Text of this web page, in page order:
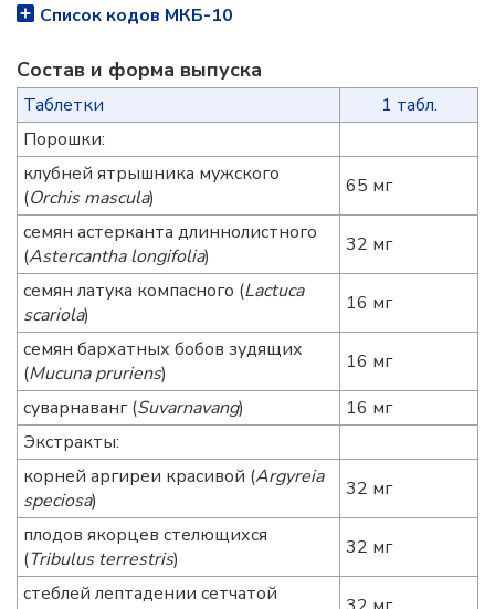
Список кодов МКБ-10
Состав и форма выпускa
Таблетки
1 табл.
Порошки:
клубней ятрышника мужского
(Orchis mascula)
65 мг
семян астерканта длиннолистного
(Astercantha longifolia)
32 мг
семян латука компасного (Lactuca
scariola)
16 мг
семян бархатных бобов зудящих
(Mucuna pruriens)
16 мг
суварнаванг (Suvarnavang)
16 мг
Экстракты:
корней аргиреи красивой (Argyreia
speciosa)
32 мг
плодов якорцев стелющихся
(Tribulus terrestris)
32 мг
стеблей лептадении сетчатой